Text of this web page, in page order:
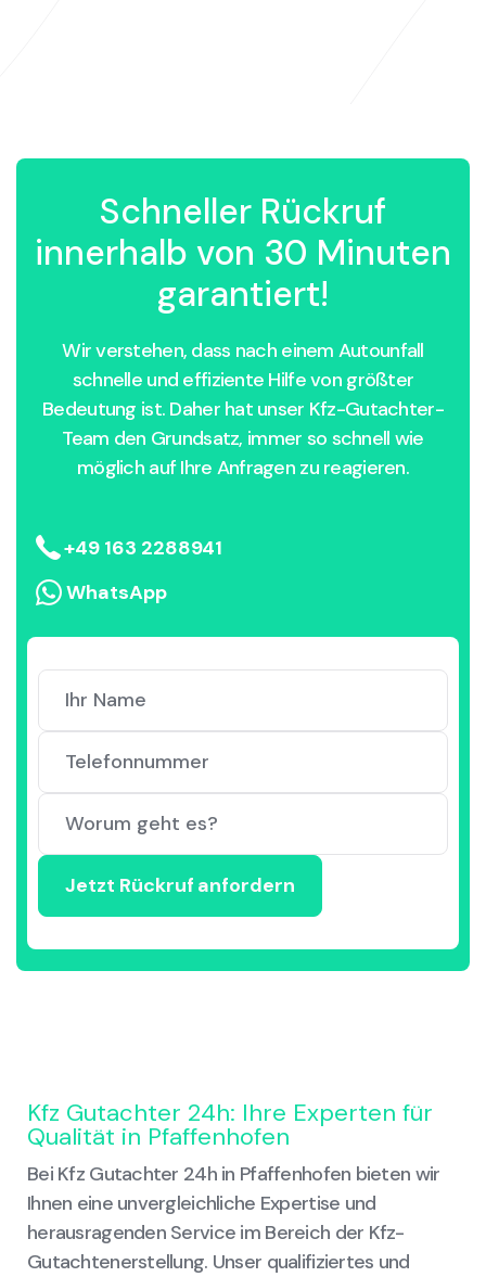
Schneller Rückruf
innerhalb von 30 Minuten
garantiert!
Wir verstehen, dass nach einem Autounfall
schnelle und effiziente Hilfe von größter
Bedeutung ist. Daher hat unser Kfz-Gutachter-
Team den Grundsatz, immer so schnell wie
möglich auf Ihre Anfragen zu reagieren.
+49 163 2288941
WhatsApp
Kfz Gutachter 24h: Ihre Experten für
Qualität in Pfaffenhofen
Bei Kfz Gutachter 24h in Pfaffenhofen bieten wir
Ihnen eine unvergleichliche Expertise und
herausragenden Service im Bereich der Kfz-
Gutachtenerstellung. Unser qualifiziertes und